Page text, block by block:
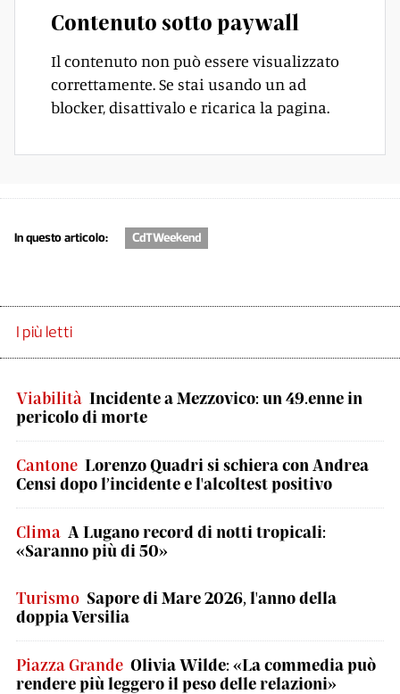
Contenuto sotto paywall
Il contenuto non può essere visualizzato
correttamente. Se stai usando un ad
blocker, disattivalo e ricarica la pagina.
In questo articolo: CdTWeekend
I più letti
Viabilità Incidente a Mezzovico: un 49.enne in
pericolo di morte
Cantone Lorenzo Quadri si schiera con Andrea
Censi dopo l’incidente e l'alcoltest positivo
Clima A Lugano record di notti tropicali:
«Saranno più di 50»
Turismo Sapore di Mare 2026, l'anno della
doppia Versilia
Piazza Grande Olivia Wilde: «La commedia può
rendere più leggero il peso delle relazioni»